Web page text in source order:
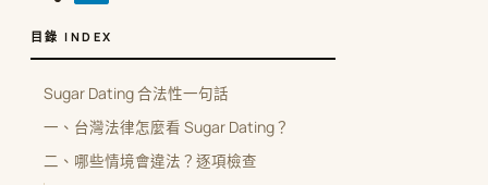
目錄 INDEX
Sugar Dating 合法性一句話
一、台灣法律怎麼看 Sugar Dating？
二、哪些情境會違法？逐項檢查